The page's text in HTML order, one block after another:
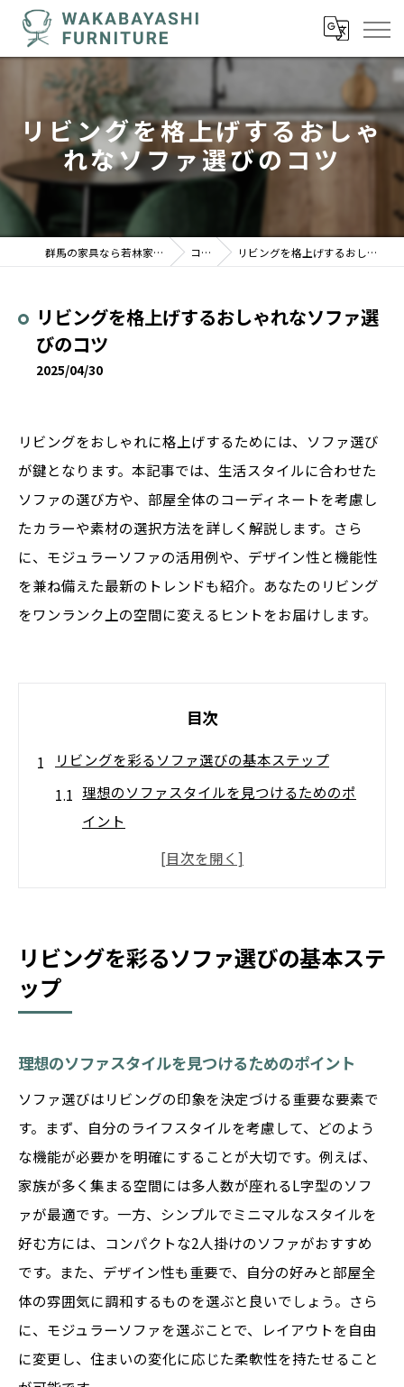
リビングを格上げするおしゃ
れなソファ選びのコツ
群馬の家具なら若林家具センター 駒形店 コラム リビングを格上げするおしゃれなソファ選びのコツ
リビングを格上げするおしゃれなソファ選
びのコツ
2025/04/30
リビングをおしゃれに格上げするためには、ソファ選び
が鍵となります。本記事では、生活スタイルに合わせた
ソファの選び方や、部屋全体のコーディネートを考慮し
たカラーや素材の選択方法を詳しく解説します。さら
に、モジュラーソファの活用例や、デザイン性と機能性
を兼ね備えた最新のトレンドも紹介。あなたのリビング
をワンランク上の空間に変えるヒントをお届けします。
目次
リビングを彩るソファ選びの基本ステップ
理想のソファスタイルを見つけるためのポ
イント
サイズと配置を考慮した完璧なレイアウト
予算に合った最適なソファを選び出す
生活スタイルに合ったソファがもたらす快適空
家族構成に合わせたソファの選び方
ペットや子供がいても安心な素材選び
収納機能付きソファでスペースを有効活用
仕事と趣味にマッチしたソファの使い方
季節ごとに変化を楽しむソファインテリア
ソファの色と素材選びで部屋全体を一体化する
ナチュラルカラーで作る落ち着きのある空
間
素材感を活かしたモダンなインテリア
リビングを彩るソファ選びの基本ステ
ップ
理想のソファスタイルを見つけるためのポイント
ソファ選びはリビングの印象を決定づける重要な要素で
す。まず、自分のライフスタイルを考慮して、どのよう
な機能が必要かを明確にすることが大切です。例えば、
家族が多く集まる空間には多人数が座れるL字型のソフ
ァが最適です。一方、シンプルでミニマルなスタイルを
好む方には、コンパクトな2人掛けのソファがおすすめ
です。また、デザイン性も重要で、自分の好みと部屋全
体の雰囲気に調和するものを選ぶと良いでしょう。さら
に、モジュラーソファを選ぶことで、レイアウトを自由
に変更し、住まいの変化に応じた柔軟性を持たせること